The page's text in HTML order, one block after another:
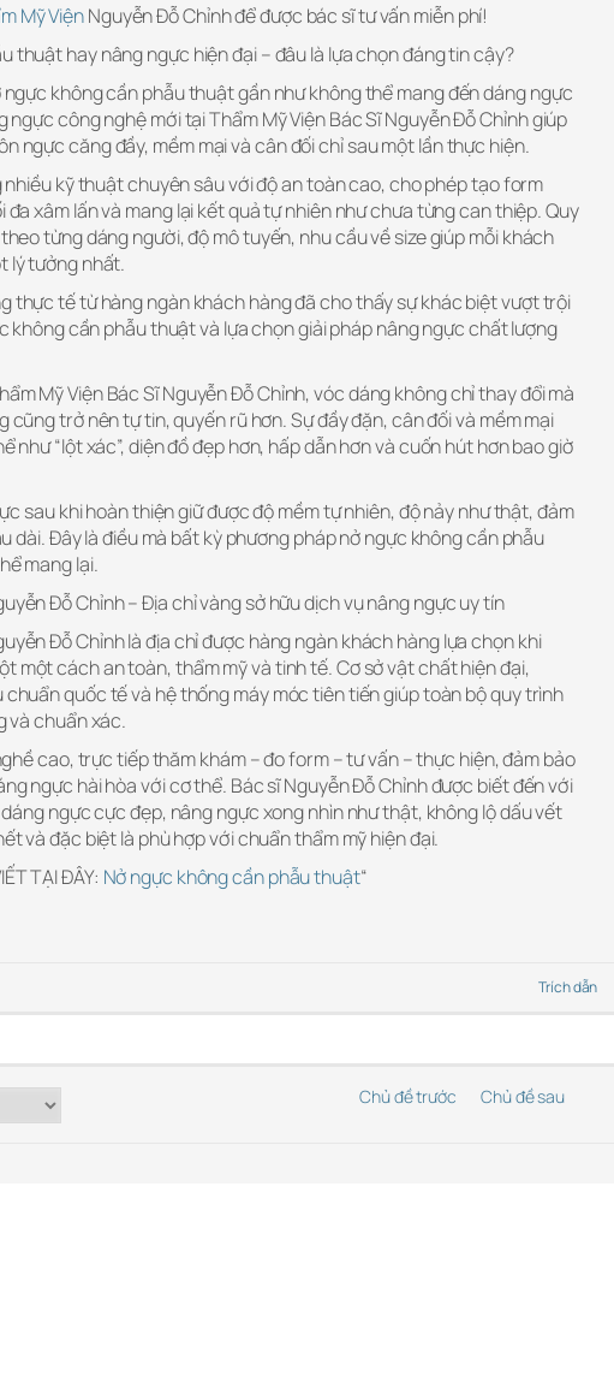
Mỹ ViệnNguyễn Đỗ Chỉnh để được bác sĩ tư vấn miễn phí!
thuật hay nâng ngực hiện đại – đâu là lựa chọn đáng tin cậy?
không cần phẫu thuật gần như không thể mang đến dáng ngực
ngực công nghệ mới tại Thẩm Mỹ Viện Bác Sĩ Nguyễn Đỗ Chỉnh giúp
ngực căng đầy, mềm mại và cân đối chỉ sau một lần thực hiện.
nhiều kỹ thuật chuyên sâu với độ an toàn cao, cho phép tạo form
xâm lấn và mang lại kết quả tự nhiên như chưa từng can thiệp. Quy
từng dáng người, độ mô tuyến, nhu cầu về size giúp mỗi khách
lý tưởng nhất.
thực tế từ hàng ngàn khách hàng đã cho thấy sự khác biệt vượt trội
không cần phẫu thuật và lựa chọn giải pháp nâng ngực chất lượng
Mỹ Viện Bác Sĩ Nguyễn Đỗ Chỉnh, vóc dáng không chỉ thay đổi mà
cũng trở nên tự tin, quyến rũ hơn. Sự đầy đặn, cân đối và mềm mại
như “lột xác”, diện đồ đẹp hơn, hấp dẫn hơn và cuốn hút hơn bao giờ
sau khi hoàn thiện giữ được độ mềm tự nhiên, độ nảy như thật, đảm
dài. Đây là điều mà bất kỳ phương pháp nở ngực không cần phẫu
mang lại.
Đỗ Chỉnh – Địa chỉ vàng sở hữu dịch vụ nâng ngực uy tín
Đỗ Chỉnh là địa chỉ được hàng ngàn khách hàng lựa chọn khi
một cách an toàn, thẩm mỹ và tinh tế. Cơ sở vật chất hiện đại,
chuẩn quốc tế và hệ thống máy móc tiên tiến giúp toàn bộ quy trình
và chuẩn xác.
cao, trực tiếp thăm khám – đo form – tư vấn – thực hiện, đảm bảo
ngực hài hòa với cơ thể. Bác sĩ Nguyễn Đỗ Chỉnh được biết đến với
ngực cực đẹp, nâng ngực xong nhìn như thật, không lộ dấu vết
và đặc biệt là phù hợp với chuẩn thẩm mỹ hiện đại.
TẠI ĐÂY: Nở ngực không cần phẫu thuật“
Trích dẫn
Chủ đề trước Chủ đề sau